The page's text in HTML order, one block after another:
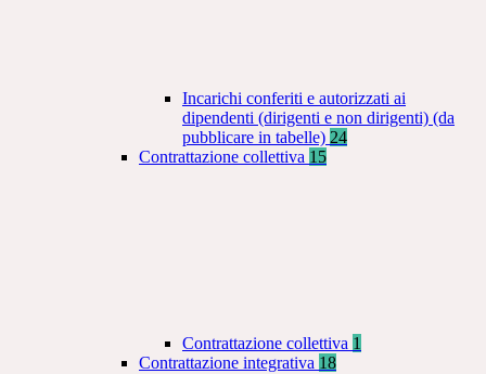
Incarichi conferiti e autorizzati ai
dipendenti (dirigenti e non dirigenti) (da
pubblicare in tabelle) 24
Contrattazione collettiva 15
Contrattazione collettiva 1
Contrattazione integrativa 18